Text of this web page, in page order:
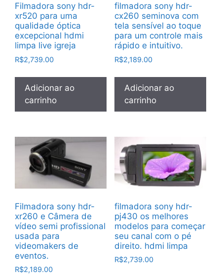
Filmadora sony hdr-
xr520 para uma
qualidade óptica
excepcional hdmi
limpa live igreja
R$2,739.00
Adicionar ao
carrinho
filmadora sony hdr-
cx260 seminova com
tela sensível ao toque
para um controle mais
rápido e intuitivo.
R$2,189.00
Adicionar ao
carrinho
Filmadora sony hdr-
xr260 e Câmera de
vídeo semi profissional
usada para
videomakers de
eventos.
R$2,189.00
filmadora sony hdr-
pj430 os melhores
modelos para começar
seu canal com o pé
direito. hdmi limpa
R$2,739.00